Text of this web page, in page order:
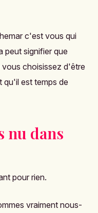
c'est vous qui
peut signifier que
choisissez d'être
qu'il est temps de
nu dans
pour rien.
vraiment nous-